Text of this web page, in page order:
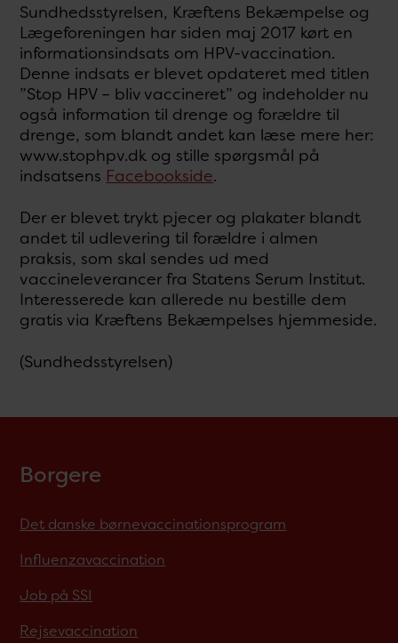
Sundhedsstyrelsen, Kræftens Bekæmpelse og
Lægeforeningen har siden maj 2017 kørt en
informationsindsats om HPV-vaccination.
Denne indsats er blevet opdateret med titlen
”Stop HPV – bliv vaccineret” og indeholder nu
også information til drenge og forældre til
drenge, som blandt andet kan læse mere her:
www.stophpv.dk og stille spørgsmål på
indsatsens Facebookside.
Der er blevet trykt pjecer og plakater blandt
andet til udlevering til forældre i almen
praksis, som skal sendes ud med
vaccineleverancer fra Statens Serum Institut.
Interesserede kan allerede nu bestille dem
gratis via Kræftens Bekæmpelses hjemmeside.
(Sundhedsstyrelsen)
Borgere
Det danske børnevaccinationsprogram
Influenzavaccination
Job på SSI
Rejsevaccination